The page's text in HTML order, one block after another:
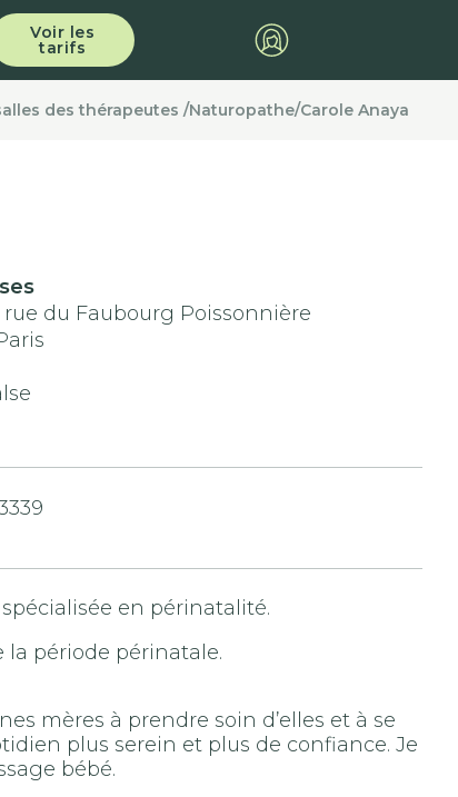
Voir les
tarifs
des thérapeutes /Naturopathe/Carole Anaya
rue du Faubourg Poissonnière
en périnatalité.
période périnatale.
mères à prendre soin d’elles et à se
plus serein et plus de confiance. Je
bébé.